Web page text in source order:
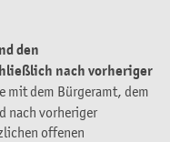
den
nach vorheriger
mit dem Bürgeramt, dem
nach vorheriger
offenen